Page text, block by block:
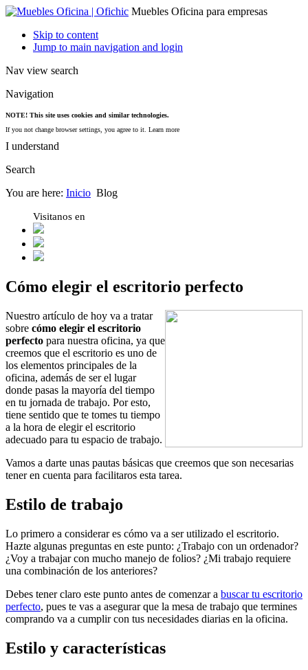
Muebles Oficina para empresas
Skip to content
Jump to main navigation and login
Nav view search
Navigation
NOTE! This site uses cookies and similar technologies.
If you not change browser settings, you agree to it. Learn more
I understand
Search
You are here: Inicio Blog
Visitanos en
Cómo elegir el escritorio perfecto
Nuestro artículo de hoy va a tratar
sobre cómo elegir el escritorio
perfecto para nuestra oficina, ya que
creemos que el escritorio es uno de
los elementos principales de la
oficina, además de ser el lugar
donde pasas la mayoría del tiempo
en tu jornada de trabajo. Por esto,
tiene sentido que te tomes tu tiempo
a la hora de elegir el escritorio
adecuado para tu espacio de trabajo.
Vamos a darte unas pautas básicas que creemos que son necesarias
tener en cuenta para facilitaros esta tarea.
Estilo de trabajo
Lo primero a considerar es cómo va a ser utilizado el escritorio.
Hazte algunas preguntas en este punto: ¿Trabajo con un ordenador?
¿Voy a trabajar con mucho manejo de folios? ¿Mi trabajo requiere
una combinación de los anteriores?
Debes tener claro este punto antes de comenzar a buscar tu escritorio
perfecto, pues te vas a asegurar que la mesa de trabajo que termines
comprando va a cumplir con tus necesidades diarias en la oficina.
Estilo y características